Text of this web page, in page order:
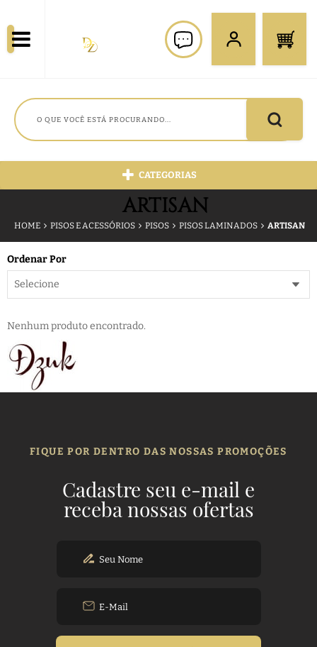
CATEGORIAS
ARTISAN
HOME PISOS E ACESSÓRIOS PISOS PISOS LAMINADOS ARTISAN
Ordenar Por
Selecione
Nenhum produto encontrado.
FIQUE POR DENTRO DAS NOSSAS PROMOÇÕES
Cadastre seu e-mail e
receba nossas ofertas